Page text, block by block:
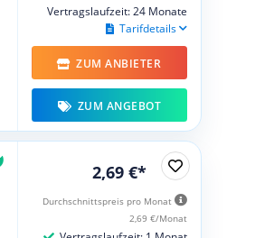
Vertragslaufzeit: 24 Monate
Tarifdetails
ZUM ANBIETER
ZUM ANGEBOT
2,69 €*
Durchschnittspreis pro Monat
2,69 €/Monat